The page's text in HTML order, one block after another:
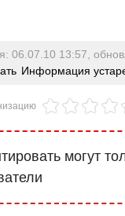
06.07.10 13:57,
Информация
могут